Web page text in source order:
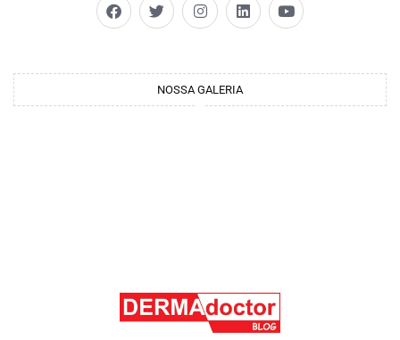
NOSSA GALERIA